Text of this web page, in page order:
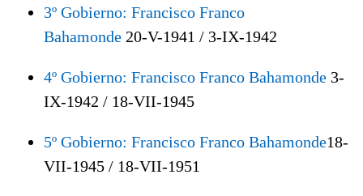
3º Gobierno: Francisco Franco
Bahamonde 20-V-1941 / 3-IX-1942
4º Gobierno: Francisco Franco Bahamonde 3-
IX-1942 / 18-VII-1945
5º Gobierno: Francisco Franco Bahamonde18-
VII-1945 / 18-VII-1951